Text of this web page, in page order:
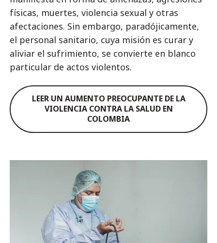
físicas, muertes, violencia sexual y otras
afectaciones. Sin embargo, paradójicamente,
el personal sanitario, cuya misión es curar y
aliviar el sufrimiento, se convierte en blanco
particular de actos violentos.
LEER UN AUMENTO PREOCUPANTE DE LA
VIOLENCIA CONTRA LA SALUD EN
COLOMBIA